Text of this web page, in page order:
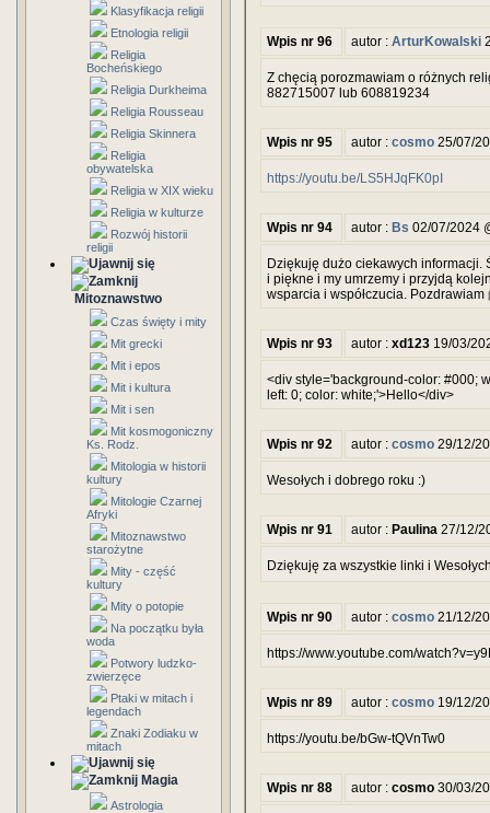
Klasyfikacja religii
Etnologia religii
Religia
Bocheńskiego
Religia Durkheima
Religia Rousseau
Religia Skinnera
Religia
obywatelska
Religia w XIX wieku
Religia w kulturze
Rozwój historii
religii
Mitoznawstwo
Czas święty i mity
Mit grecki
Mit i epos
Mit i kultura
Mit i sen
Mit kosmogoniczny
Ks. Rodz.
Mitologia w historii
kultury
Mitologie Czarnej
Afryki
Mitoznawstwo
starożytne
Mity - część
kultury
Mity o potopie
Na początku była
woda
Potwory ludzko-
zwierzęce
Ptaki w mitach i
legendach
Znaki Zodiaku w
mitach
Magia
Astrologia
Wpis nr 96 autor : ArturKowalski
Z chęcią porozmawiam o różnych
882715007 lub 608819234
Wpis nr 95 autor : cosmo25/07/
https://youtu.be/LS5HJqFK0pI
Wpis nr 94 autor : Bs 02/07/2024
Dziękuję dużo ciekawych informacji.
i piękne i my umrzemy i przyjdą
wsparcia i współczucia. Pozdrawiam
Wpis nr 93 autor : xd12319/03/
<div style='background-color: #000;
left: 0; color: white;'>Hello</div>
Wpis nr 92 autor : cosmo29/12/
Wesołych i dobrego roku :)
Wpis nr 91 autor : Paulina27/12/
Dziękuję za wszystkie linki i
Wpis nr 90 autor : cosmo21/12/
https://www.youtube.com/
Wpis nr 89 autor : cosmo19/12/
https://youtu.be/bGw-tQVnTw0
Wpis nr 88 autor : cosmo30/03/